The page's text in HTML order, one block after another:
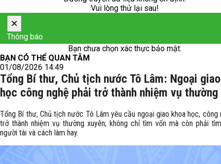
Vui lòng thử lại sau!
×
Thông báo
Bạn chưa chọn xác thực bảo mật.
BẠN CÓ THỂ QUAN TÂM
01/08/2026 14:49
Tổng Bí thư, Chủ tịch nước Tô Lâm: Ngoại
học công nghệ phải trở thành nhiệm vụ thường
Tổng Bí thư, Chủ tịch nước Tô Lâm yêu cầu ngoại giao khoa học, công
trở thành nhiệm vụ thường xuyên; không chỉ tìm vốn mà còn phải
người tài và cách làm hay.